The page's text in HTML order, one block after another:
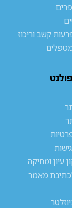
קשב וריכוז
עיון ומחיקה
מאמר